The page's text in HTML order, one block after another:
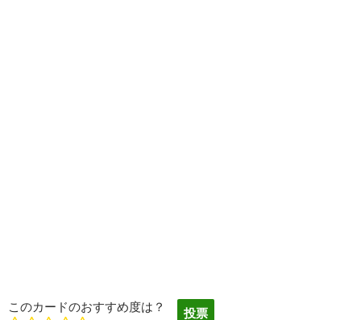
このカードのおすすめ度は？